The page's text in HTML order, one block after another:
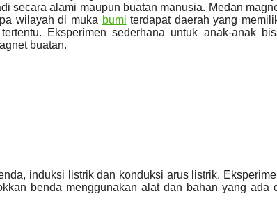
secara alami maupun buatan manusia. Medan
wilayah di muka bumi terdapat daerah yang
Eksperimen sederhana untuk anak-anak
buatan.
induksi listrik dan konduksi arus listrik.
benda menggunakan alat dan bahan yang ada